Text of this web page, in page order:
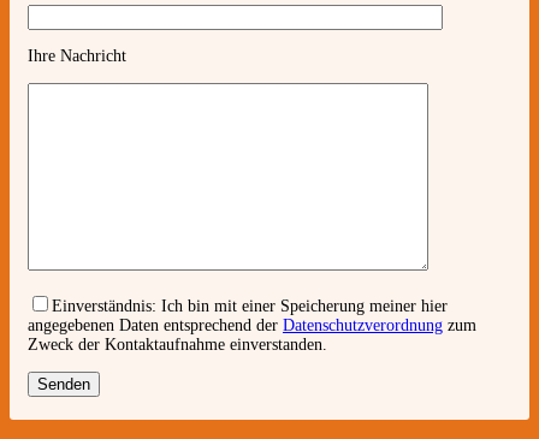
Ihre Nachricht
Einverständnis: Ich bin mit einer Speicherung meiner hier
angegebenen Daten entsprechend der Datenschutzverordnung zum
Zweck der Kontaktaufnahme einverstanden.